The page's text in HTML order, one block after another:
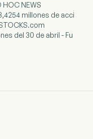
NEWS
millones de acci
del 30 de abril - Fu